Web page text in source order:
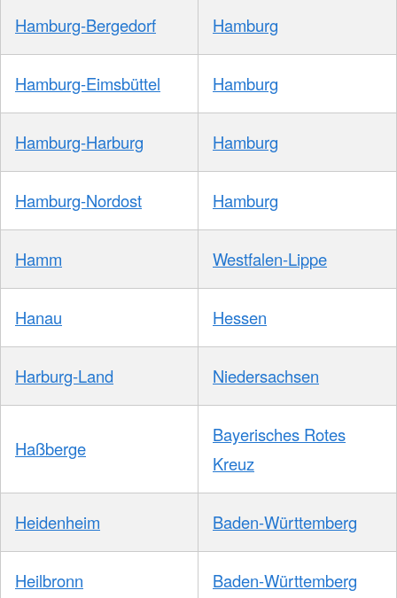
Hamburg-Bergedorf Hamburg
Hamburg-Eimsbüttel Hamburg
Hamburg-Harburg Hamburg
Hamburg-Nordost Hamburg
Hamm Westfalen-Lippe
Hanau Hessen
Harburg-Land Niedersachsen
Haßberge
Bayerisches Rotes
Kreuz
Heidenheim Baden-Württemberg
Heilbronn Baden-Württemberg